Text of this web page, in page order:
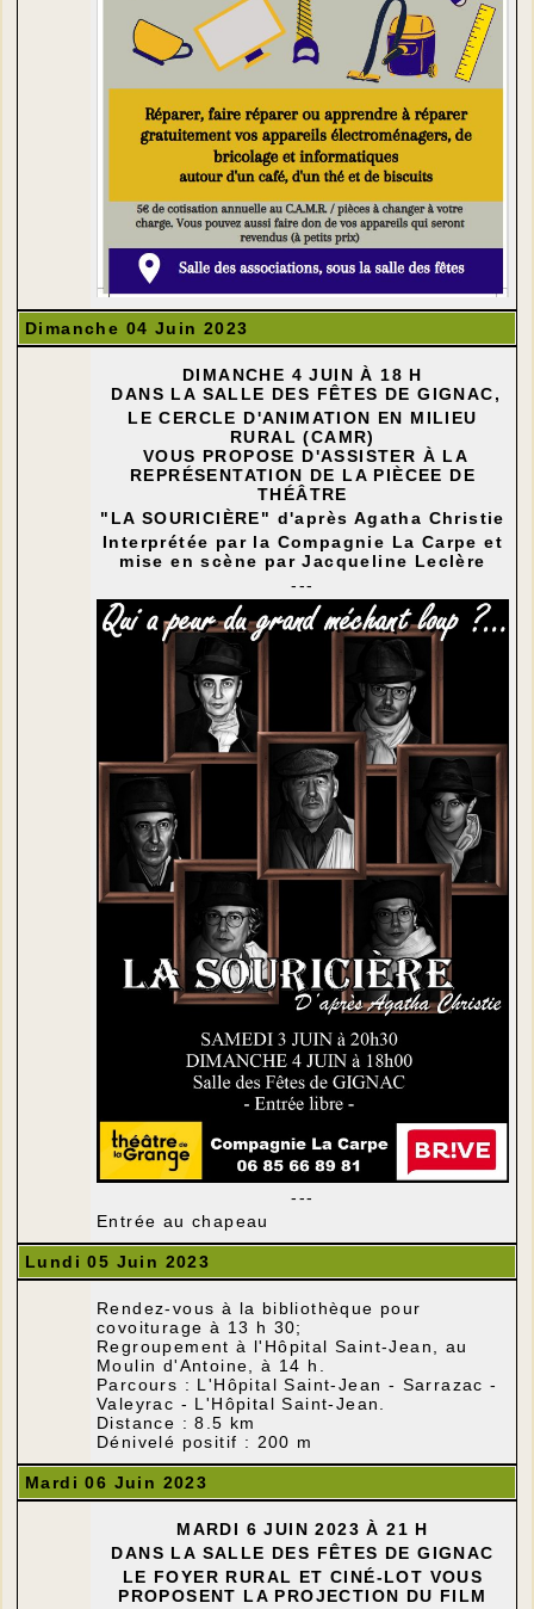
Dimanche 04 Juin 2023
DIMANCHE 4 JUIN À 18 H
DANS LA SALLE DES FÊTES DE GIGNAC,
LE CERCLE D'ANIMATION EN MILIEU
RURAL (CAMR)
VOUS PROPOSE D'ASSISTER À LA
REPRÉSENTATION DE LA PIÈCEE DE
THÉÂTRE
"LA SOURICIÈRE" d'après Agatha Christie
Interprétée par la Compagnie La Carpe et
mise en scène par Jacqueline Leclère
---
---
Entrée au chapeau
Lundi 05 Juin 2023
Rendez-vous à la bibliothèque pour
covoiturage à 13 h 30;
Regroupement à l'Hôpital Saint-Jean, au
Moulin d'Antoine, à 14 h.
Parcours : L'Hôpital Saint-Jean - Sarrazac -
Valeyrac - L'Hôpital Saint-Jean.
Distance : 8.5 km
Dénivelé positif : 200 m
Mardi 06 Juin 2023
MARDI 6 JUIN 2023 À 21 H
DANS LA SALLE DES FÊTES DE GIGNAC
LE FOYER RURAL ET CINÉ-LOT VOUS
PROPOSENT LA PROJECTION DU FILM